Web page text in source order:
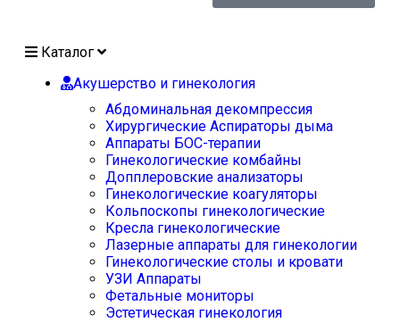
Каталог
Акушерство и гинекология
Абдоминальная декомпрессия
Хирургические Аспираторы дыма
Аппараты БОС-терапии
Гинекологические комбайны
Допплеровские анализаторы
Гинекологические коагуляторы
Кольпоскопы гинекологические
Кресла гинекологические
Лазерные аппараты для гинекологии
Гинекологические столы и кровати
УЗИ Аппараты
Фетальные мониторы
Эстетическая гинекология